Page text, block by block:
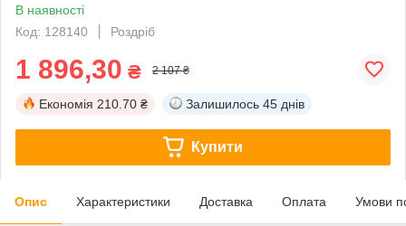
В наявності
Код: 128140
Роздріб
1 896,30 ₴ 2 107 ₴
Економія 210.70 ₴ Залишилось 45 днів
Купити
Опис Характеристики Доставка Оплата Умови